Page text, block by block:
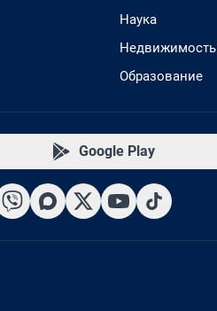
Наука
Недвижимость
Образование
Google Play